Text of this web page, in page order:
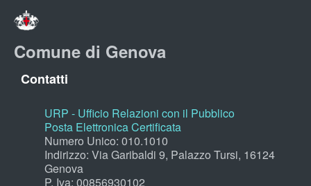
Comune di Genova
Contatti
URP - Ufficio Relazioni con il Pubblico
Posta Elettronica Certificata
Numero Unico: 010.1010
Indirizzo: Via Garibaldi 9, Palazzo Tursi, 16124
Genova
P. Iva: 00856930102